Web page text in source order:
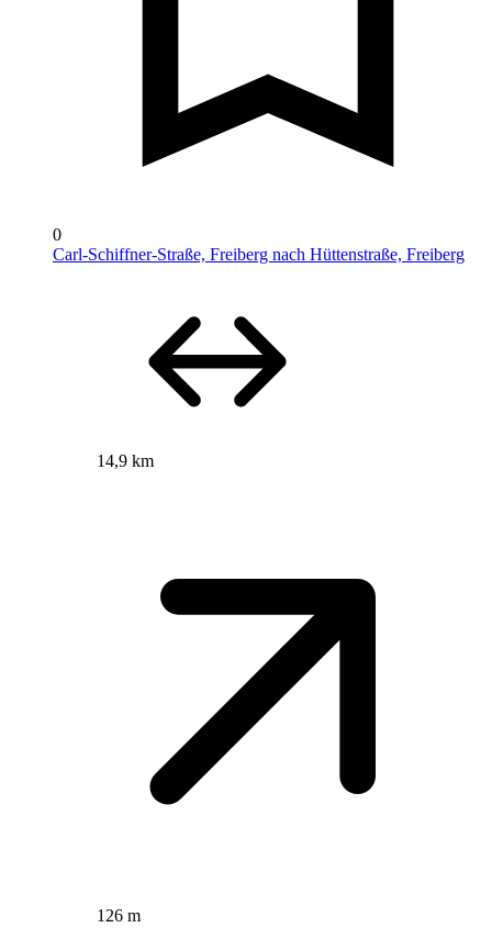
0
Carl-Schiffner-Straße, Freiberg nach Hüttenstraße, Freiberg
14,9 km
126 m